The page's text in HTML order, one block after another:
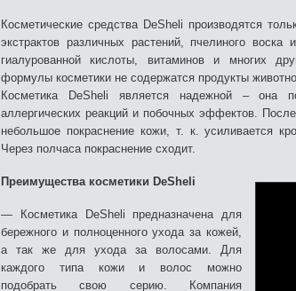
Косметические средства DeSheli производятся
экстрактов различных растений, пчелиного
гиалурованной кислоты, витаминов и многих
формулы косметики не содержатся продукты
Косметика DeSheli является надежной – она
аллергических реакций и побочных эффектов.
небольшое покраснение кожи, т. к. усиливается
Через полчаса покраснение сходит.
Преимущества косметики DeSheli
— Косметика DeSheli предназначена для
бережного и полноценного ухода за кожей,
а так же для ухода за волосами. Для
каждого типа кожи и волос можно
подобрать свою серию. Компания